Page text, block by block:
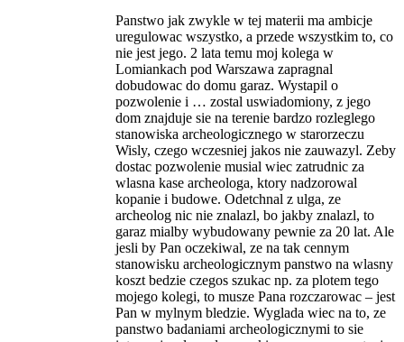
Panstwo jak zwykle w tej materii ma ambicje
uregulowac wszystko, a przede wszystkim to, co
nie jest jego. 2 lata temu moj kolega w
Lomiankach pod Warszawa zapragnal
dobudowac do domu garaz. Wystapil o
pozwolenie i … zostal uswiadomiony, z jego
dom znajduje sie na terenie bardzo rozleglego
stanowiska archeologicznego w starorzeczu
Wisly, czego wczesniej jakos nie zauwazyl. Zeby
dostac pozwolenie musial wiec zatrudnic za
wlasna kase archeologa, ktory nadzorowal
kopanie i budowe. Odetchnal z ulga, ze
archeolog nic nie znalazl, bo jakby znalazl, to
garaz mialby wybudowany pewnie za 20 lat. Ale
jesli by Pan oczekiwal, ze na tak cennym
stanowisku archeologicznym panstwo na wlasny
koszt bedzie czegos szukac np. za plotem tego
mojego kolegi, to musze Pana rozczarowac – jest
Pan w mylnym bledzie. Wyglada wiec na to, ze
panstwo badaniami archeologicznymi to sie